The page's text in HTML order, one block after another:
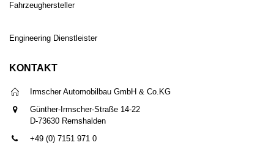
Fahrzeughersteller
Engineering Dienstleister
KONTAKT
Irmscher Automobilbau GmbH & Co.KG
Günther-Irmscher-Straße 14-22
D-73630 Remshalden
+49 (0) 7151 971 0